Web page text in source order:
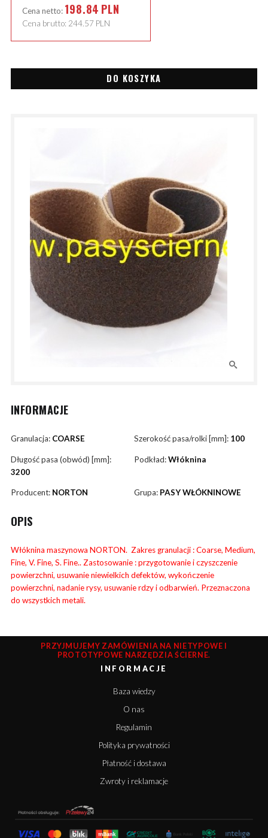
Cena netto: 198.84 PLN
Cena brutto: 244.57 PLN
DO KOSZYKA
INFORMACJE
Granulacja: COARSE Szerokość pasa/rolki [mm]: 100
Długość pasa (obwód) [mm]:
3200
Podkład:Włóknina
Producent: NORTON Grupa: PASY WŁÓKNINOWE
OPIS
Włóknina maszynowa NORTON. Zakres granulacji : Coarse, Medium,
Fine, V. Fine, S. Fine.. Zastosowanie : przygotowanie i czyszczenie
powierzchni, usuwanie niewielkich defektów, wykończenie
powierzchni, nadanie rysy, usuwanie rdzy i odbarwień. Przeznaczona
do wszystkich metali.
PRZYJMUJEMY ZAMÓWIENIA NA NIETYPOWE I
PROTOTYPOWE NARZĘDZIA ŚCIERNE.
INFORMACJE
Baza wiedzy
O nas
Regulamin
Polityka prywatności
Płatność i dostawa
Zwroty i reklamacje